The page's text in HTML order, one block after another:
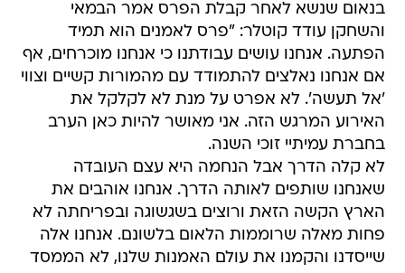
בנאום שנשא לאחר קבלת הפרס אמר הבמאי
והשחקן עודד קוטלר: "פרס לאמנים הוא תמיד
הפתעה. אנחנו עושים עבודתנו כי אנחנו מוכרחים, אף
אם אנחנו נאלצים להתמודד עם מהמורות קשיים וצווי
'אל תעשה'. לא אפרט על מנת לא לקלקל את
האירוע המרגש הזה. אני מאושר להיות כאן הערב
בחברת עמיתיי זוכי השנה.
לא קלה הדרך אבל הנחמה היא עצם העובדה
שאנחנו שותפים לאותה הדרך. אנחנו אוהבים את
הארץ הקשה הזאת ורוצים בשגשוגה ובפריחתה לא
פחות מאלה שרוממות הלאום בלשונם. אנחנו אלה
שייסדנו והקמנו את עולם האמנות שלנו, לא הממסד